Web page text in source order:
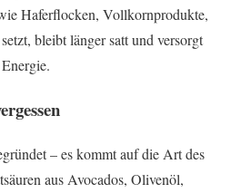
Haferflocken, Vollkornprodukte,
bleibt länger satt und versorgt
– es kommt auf die Art des
aus Avocados, Olivenöl,